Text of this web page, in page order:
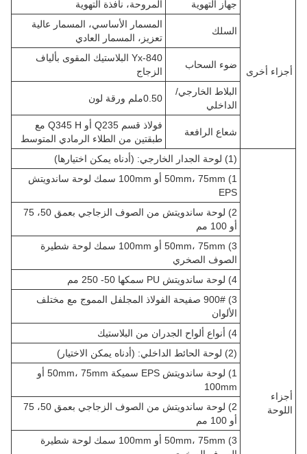
أجزاء أخرى
جهاز التهوية المروحة، نافذة التهوية
السلك
المسمار الأساسي، المسمار عالية
تعزيز، المسمار العادي
ضوء السحاب
Yx-840 البلاستيك المقوى بألياف
الزجاج
البلاط الخارجي/
الداخلي
0.50ملم ورقة لون
شعاع الرافعة
فولاذ قسم Q235 أو Q345 H مع
طبقتين من الطلاء الرمادي المتوسط
أجزاء
اللوحة
(1) لوحة الجدار الخارجي: (أدناه يمكن اختيارها)
1) 50mm، 75mm أو 100mm سمك لوحة ساندويتش
EPS
2) لوحة ساندويتش من الصوف الزجاجي بعمق 50، 75
أو 100 مم
3) 50mm، 75mm أو 100mm سمك لوحة شطيرة
الصوف الصخري
4) لوحة ساندويتش PU سمكها 50- 250 مم
3) 900# صفيحة الفولاذ المجلفل المموج مع مختلف
الألوان
4) أنواع ألواح الجدران من البلاستيك
(2) لوحة الحائط الداخلي: (أدناه يمكن الاختيار)
1) لوحة ساندويتش EPS سميكة 50mm، 75mm أو
100mm
2) لوحة ساندويتش من الصوف الزجاجي بعمق 50، 75
أو 100 مم
3) 50mm، 75mm أو 100mm سمك لوحة شطيرة